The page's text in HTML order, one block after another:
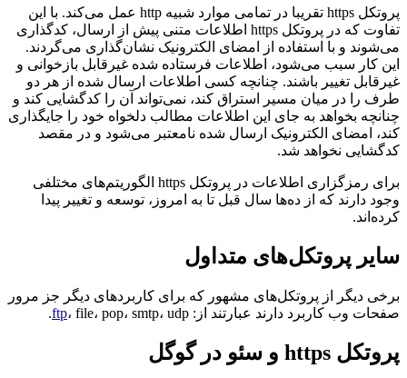
پروتکل https تقریبا در تمامی موارد شبیه http عمل می‌کند. با این
تفاوت که در پروتکل https اطلاعات متنی پیش از ارسال، کدگذاری
می‌شوند و با استفاده از امضای الکترونیک نشان‌گذاری می‌گردند.
این کار سبب می‌شود، اطلاعات فرستاده شده غیرقابل بازخوانی و
غیرقابل تغییر باشند. چنانچه کسی اطلاعات ارسال شده از هر دو
طرف را در میان مسیر استراق کند، نمی‌تواند آن را کدگشایی کند و
چنانچه بخواهد به جای این اطلاعات مطالب دلخواه خود را جایگذاری
کند، امضای الکترونیک ارسال شده نامعتبر می‌شود و در مقصد
کدگشایی نخواهد شد.
برای رمزگزاری اطلاعات در پروتکل https الگوریتم‌های مختلفی
وجود دارند که از ده‌ها سال قبل تا به امروز، توسعه و تغییر پیدا
کرده‌اند.
سایر پروتکل‌های متداول
برخی دیگر از پروتکل‌های مشهور که برای کاربردهای دیگر جز مرور
صفحات وب کاربرد دارند عبارتند از:
ftp، file، pop، smtp، udp.
پروتکل https و سئو در گوگل